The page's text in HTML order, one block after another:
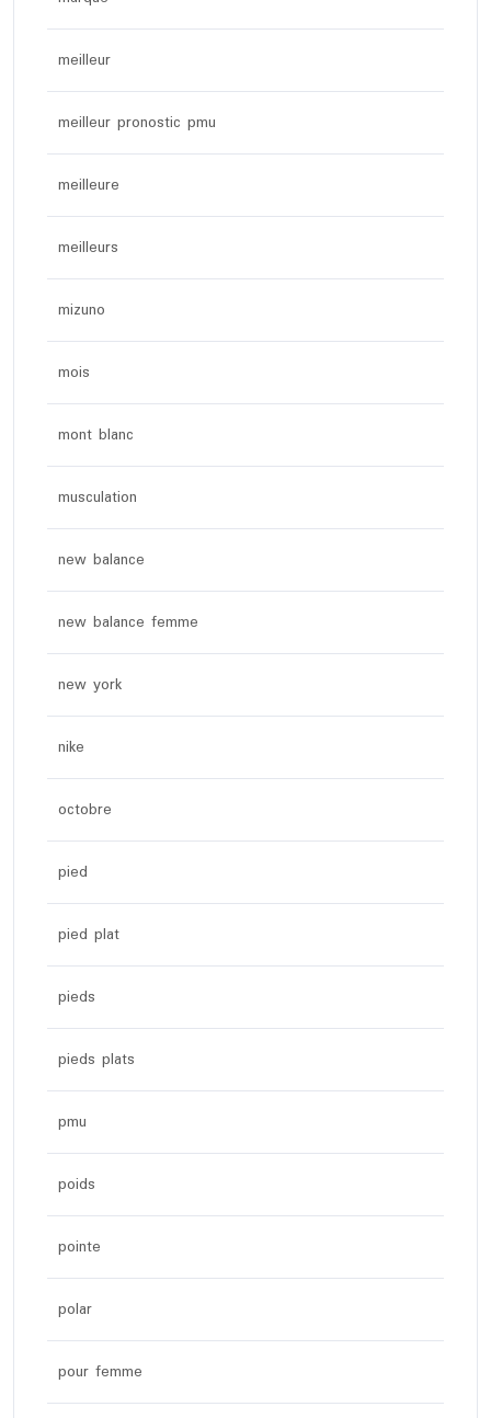
meilleur
meilleur pronostic pmu
meilleure
meilleurs
mizuno
mois
mont blanc
musculation
new balance
new balance femme
new york
nike
octobre
pied
pied plat
pieds
pieds plats
pmu
poids
pointe
polar
pour femme